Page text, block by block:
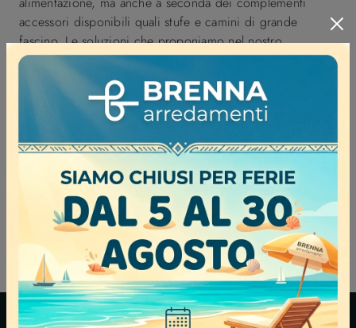
accessori disponibili quali stufe e camini di grande
fascino. Le soluzioni che proponiamo nel nostro
showroom per unire Riscaldamento domestico e arredo,
sono studiate per assecondare ogni stile e corrispondere
alla dimensione degli ambienti da arredare. Scoprirai che
non è difficile selezionare la giusta tipologia di
grazie ai nostri consulenti esperti e alle nostre soluzioni di
qualità eccellente. Che sia unabitazione o unambiente di
lavoro, la scelta dell'impianto di Riscaldamento è
fondamentale: bisogna selezionare, prima di tutto, il
sistema di alimentazione che fa al caso tuo.